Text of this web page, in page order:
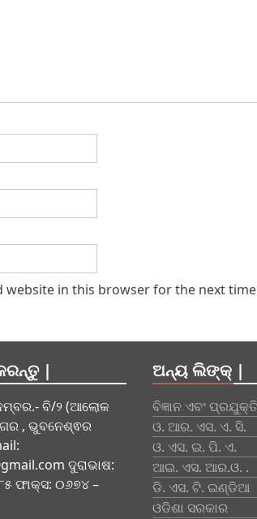
website in this browser for the next
|
ବି/୨ (ଆଲୋକ
, ଭୁବନେଶ୍ଵର
ଦୁରାଭାଷ:
ଫାକ୍ସ: ୦୬୭୪ –
ଅନ୍ୟ ଲିଙ୍କ୍ |
ବିଜ୍ଞାନ ଏବଂ
ଓ. ଆର. ଏସ. ଏ. ସି.
ଓ. ଏସ. ଇ. ପି. ଏ.
ଆଇ. ଏସ. ଆର.ଓ. .
ଡି. ଏସ. ଟି. ଇଣ୍ଡିଆ
ଓଡିଶା ସରକାର